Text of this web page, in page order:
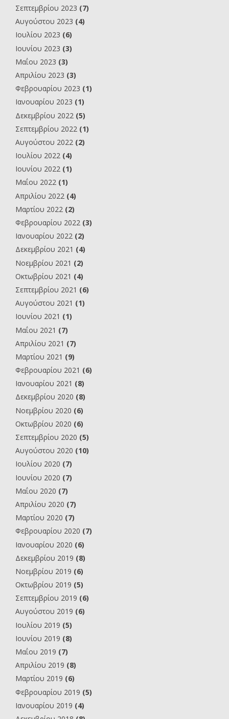
Σεπτεμβρίου 2023 (7)
Αυγούστου 2023 (4)
Ιουλίου 2023 (6)
Ιουνίου 2023 (3)
Μαΐου 2023 (3)
Απριλίου 2023 (3)
Φεβρουαρίου 2023 (1)
Ιανουαρίου 2023 (1)
Δεκεμβρίου 2022 (5)
Σεπτεμβρίου 2022 (1)
Αυγούστου 2022 (2)
Ιουλίου 2022 (4)
Ιουνίου 2022 (1)
Μαΐου 2022 (1)
Απριλίου 2022 (4)
Μαρτίου 2022 (2)
Φεβρουαρίου 2022 (3)
Ιανουαρίου 2022 (2)
Δεκεμβρίου 2021 (4)
Νοεμβρίου 2021 (2)
Οκτωβρίου 2021 (4)
Σεπτεμβρίου 2021 (6)
Αυγούστου 2021 (1)
Ιουνίου 2021 (1)
Μαΐου 2021 (7)
Απριλίου 2021 (7)
Μαρτίου 2021 (9)
Φεβρουαρίου 2021 (6)
Ιανουαρίου 2021 (8)
Δεκεμβρίου 2020 (8)
Νοεμβρίου 2020 (6)
Οκτωβρίου 2020 (6)
Σεπτεμβρίου 2020 (5)
Αυγούστου 2020 (10)
Ιουλίου 2020 (7)
Ιουνίου 2020 (7)
Μαΐου 2020 (7)
Απριλίου 2020 (7)
Μαρτίου 2020 (7)
Φεβρουαρίου 2020 (7)
Ιανουαρίου 2020 (6)
Δεκεμβρίου 2019 (8)
Νοεμβρίου 2019 (6)
Οκτωβρίου 2019 (5)
Σεπτεμβρίου 2019 (6)
Αυγούστου 2019 (6)
Ιουλίου 2019 (5)
Ιουνίου 2019 (8)
Μαΐου 2019 (7)
Απριλίου 2019 (8)
Μαρτίου 2019 (6)
Φεβρουαρίου 2019 (5)
Ιανουαρίου 2019 (4)